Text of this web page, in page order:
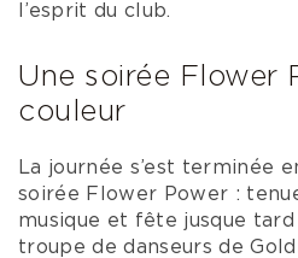
l’esprit du club.
Une soirée Flower
couleur
La journée s’est terminée
soirée Flower Power :
musique et fête jusque tard
troupe de danseurs de